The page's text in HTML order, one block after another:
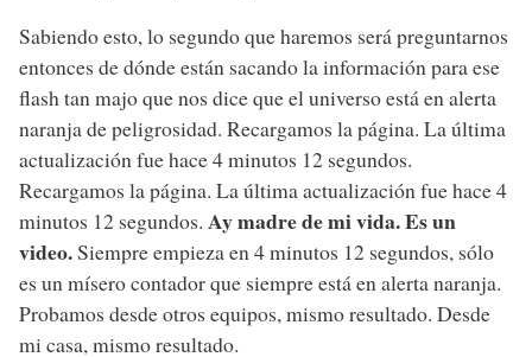
Sabiendo esto, lo segundo que haremos será preguntarnos
entonces de dónde están sacando la información para ese
flash tan majo que nos dice que el universo está en alerta
naranja de peligrosidad. Recargamos la página. La última
actualización fue hace 4 minutos 12 segundos.
Recargamos la página. La última actualización fue hace 4
minutos 12 segundos. Ay madre de mi vida. Es un
video.Siempre empieza en 4 minutos 12 segundos, sólo
es un mísero contador que siempre está en alerta naranja.
Probamos desde otros equipos, mismo resultado. Desde
mi casa, mismo resultado.